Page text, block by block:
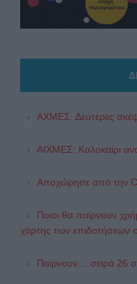
ΑΧΜΕΣ: Δεύτερες
ΑΙΧΜΕΣ: Καλοκαίρι
Αποχώρησε από την
Ποιοι θα παίρνουν
χάρτης των
Παίρνουν… σειρά 26